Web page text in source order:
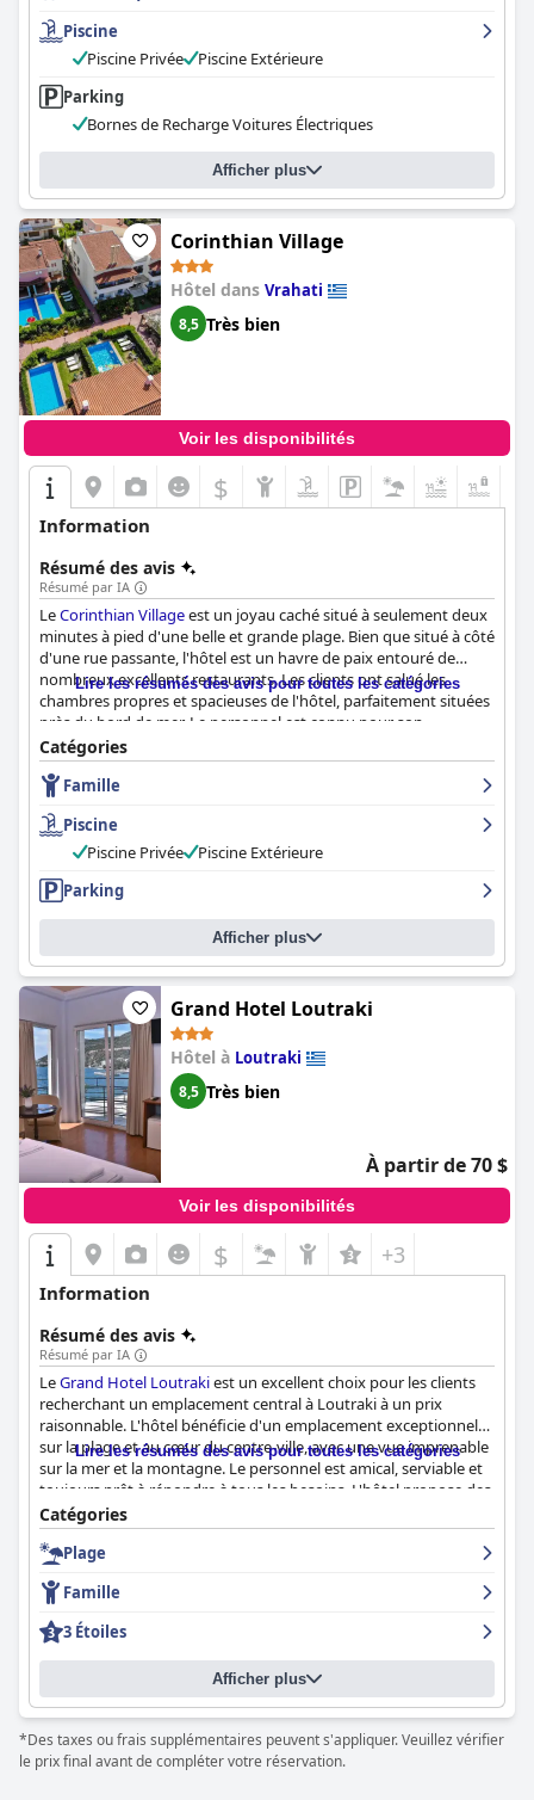
Piscine
Piscine Privée
Piscine Extérieure
Parking
Bornes de Recharge Voitures Électriques
Afficher plus
Corinthian Village
Hôtel dans Vrahati
8,5 Très bien
Voir les disponibilités
$
Information
Résumé des avis
Résumé par IA
LeCorinthian Villageest un joyau caché situé à seulement deux
minutes à pied d'une belle et grande plage. Bien que situé à côté
d'une rue passante, l'hôtel est un havre de paix entouré de
nombreux excellents restaurants. Les clients ont salué les
chambres propres et spacieuses de l'hôtel, parfaitement situées
près du bord de mer. Le personnel est connu pour son
hospitalité et les chambres sont impeccables, une propreté
irréprochable étant une priorité absolue. Le personnel du
Corinthian Village
formidable, amicale et serviable. L'emplacement paisible de
l'hôtel signifie également qu'il se trouve à distance de marche
de la Proximité de la Plage, offrant aux clients encore plus
le service personnalisé combiné à un environnement propre
font duCorinthian Villageun endroit merveilleux où séjourner.
Lire les résumés des avis pour toutes les catégories
Catégories
Famille
Piscine
Piscine Privée
Piscine Extérieure
Parking
Afficher plus
Grand Hotel Loutraki
Hôtel à Loutraki
8,5 Très bien
À partir de 70 $
Voir les disponibilités
$ +3
Information
Résumé des avis
Résumé par IA
LeGrand Hotel Loutrakiest un excellent choix pour les clients
recherchant un emplacement central à Loutraki à un prix
raisonnable. L'hôtel bénéficie d'un emplacement exceptionnel
sur la plage et au cœur du centre-ville, avec une vue imprenable
sur la mer et la montagne. Le personnel est amical, serviable et
toujours prêt à répondre à tous les besoins. L'hôtel propose des
chambres confortables et propres, bien que certains clients
mentionnent que les chambres sont désuètes. Cependant, elles
sont bien entretenues et très propres. L'hôtel est un excellent
choix pour les clients qui privilégient la propreté, de nombreux
clients louant la propreté des lieux. L'emplacement de l'hôtel sur
le front de mer a été un point fort pour de nombreux clients,
avec un accès facile à la plage et la proximité des boutiques et
des restaurants. Les lits de l'hôtel étaient généralement
confortables et parfaits pour une bonne nuit de sommeil. Bien
que le petit-déjeuner ait reçu des critiques mitigées, le service du
petit-déjeuner a été très apprécié pour sa conscience de la Covid
et sa propreté, avec des protocoles de sécurité en place pour les
clients. Dans l'ensemble, le Grand Hotel Loutraki
Lire les résumés des avis pour toutes les catégories
Catégories
Plage
Famille
3 Étoiles
Afficher plus
*Des taxes ou frais supplémentaires peuvent s'appliquer. Veuillez vérifier
le prix final avant de compléter votre réservation.